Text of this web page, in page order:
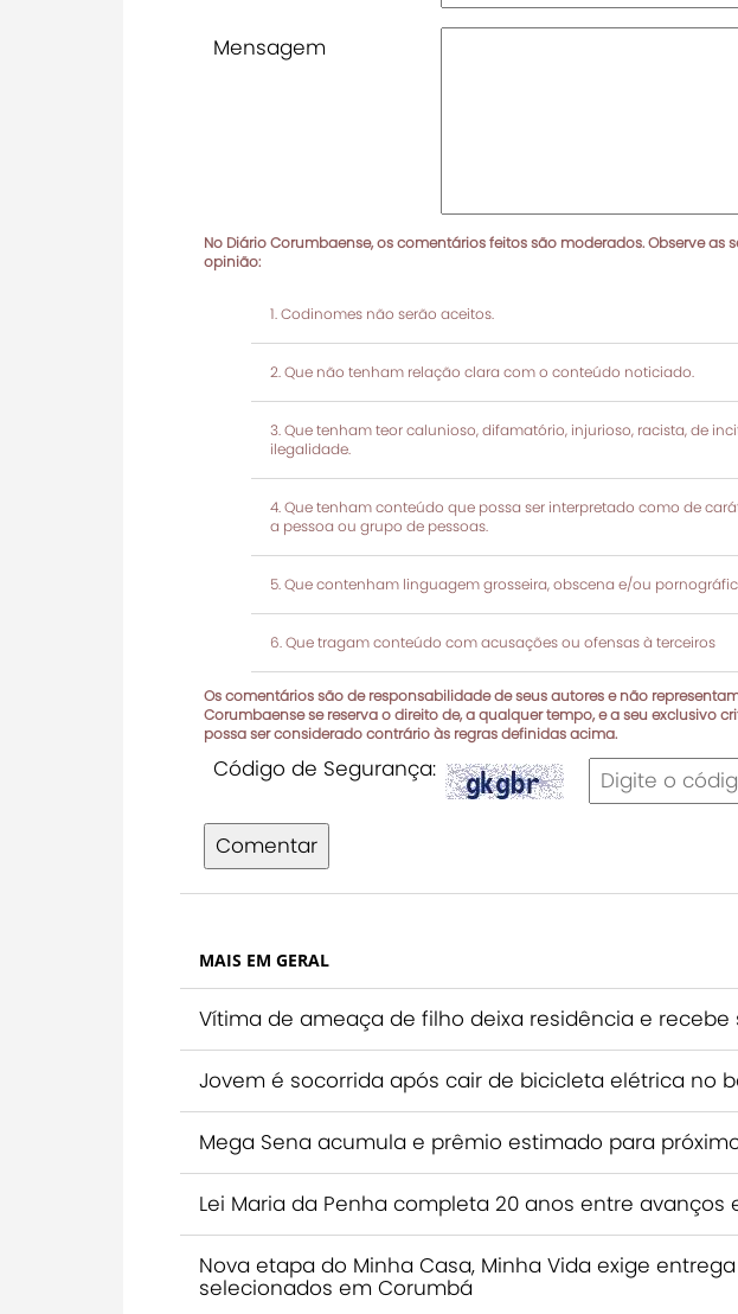
Mensagem
No Diário Corumbaense, os comentários feitos são moderados. Observe as
opinião:
Codinomes não serão aceitos.
Que não tenham relação clara com o conteúdo noticiado.
Que tenham teor calunioso, difamatório, injurioso, racista, de
ilegalidade.
Que tenham conteúdo que possa ser interpretado como de
a pessoa ou grupo de pessoas.
Que contenham linguagem grosseira, obscena e/ou
Que tragam conteúdo com acusações ou ofensas à terceiros
Os comentários são de responsabilidade de seus autores e não
Corumbaense se reserva o direito de, a qualquer tempo, e a seu exclusivo
possa ser considerado contrário às regras definidas acima.
Código de Segurança:
Comentar
MAIS EM GERAL
Vítima de ameaça de filho deixa residência e recebe
Jovem é socorrida após cair de bicicleta elétrica no
Mega Sena acumula e prêmio estimado para
Lei Maria da Penha completa 20 anos entre avanços
Nova etapa do Minha Casa, Minha Vida exige
selecionados em Corumbá